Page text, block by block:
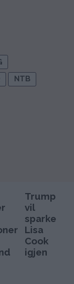
NTB
Trump
vil
sparke
Lisa
Cook
igjen